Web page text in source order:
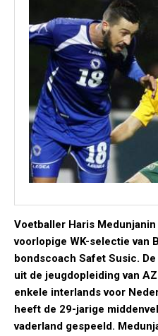
Voetballer Haris
voorlopige WK-selectie van
bondscoach Safet Susic.
uit de jeugdopleiding van
enkele interlands voor
heeft de 29-jarige
vaderland gespeeld.